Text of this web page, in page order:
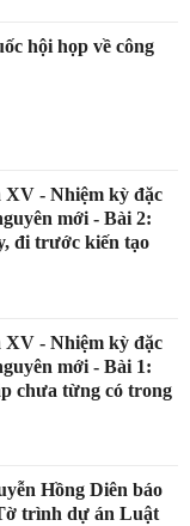
hội họp về công
XV - Nhiệm kỳ đặc
mới - Bài 2:
đi trước kiến tạo
XV - Nhiệm kỳ đặc
mới - Bài 1:
chưa từng có trong
Hồng Diên báo
trình dự án Luật